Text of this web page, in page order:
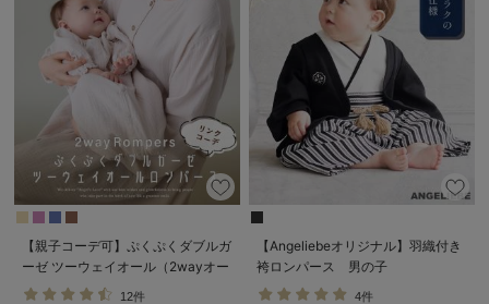
【親子コーデ可】ぷくぷくダブルガ
ーゼ ツーウェイオール（2wayオー
ル） ロンパース
12件
【Angeliebeオリジナル】羽織付き
袴ロンパース 男の子
4件